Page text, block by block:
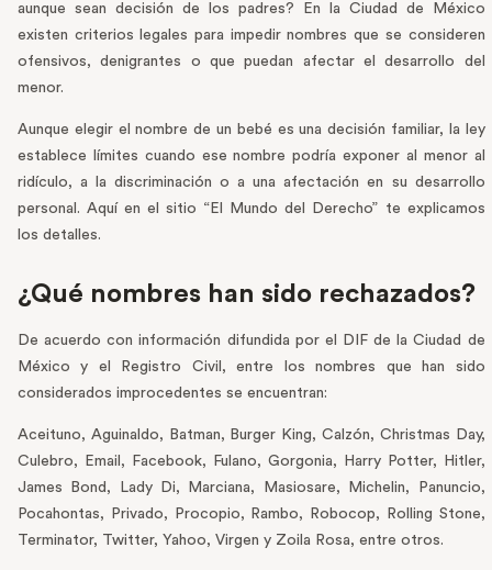
aunque sean decisión de los padres? En la Ciudad de México
existen criterios legales para impedir nombres que se consideren
ofensivos, denigrantes o que puedan afectar el desarrollo del
menor.
Aunque elegir el nombre de un bebé es una decisión familiar, la ley
establece límites cuando ese nombre podría exponer al menor al
ridículo, a la discriminación o a una afectación en su desarrollo
personal. Aquí en el sitio “El Mundo del Derecho” te explicamos
los detalles.
¿Qué nombres han sido rechazados?
De acuerdo con información difundida por el DIF de la Ciudad de
México y el Registro Civil, entre los nombres que han sido
considerados improcedentes se encuentran:
Aceituno, Aguinaldo, Batman, Burger King, Calzón, Christmas Day,
Culebro, Email, Facebook, Fulano, Gorgonia, Harry Potter, Hitler,
James Bond, Lady Di, Marciana, Masiosare, Michelin, Panuncio,
Pocahontas, Privado, Procopio, Rambo, Robocop, Rolling Stone,
Terminator, Twitter, Yahoo, Virgen y Zoila Rosa, entre otros.